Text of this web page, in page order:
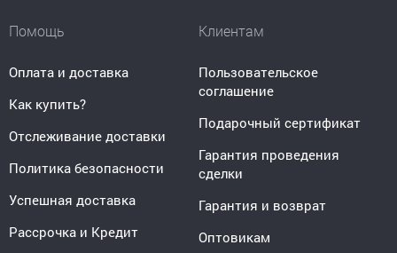
Помощь
Оплата и доставка
Как купить?
Отслеживание доставки
Политика безопасности
Успешная доставка
Рассрочка и Кредит
Клиентам
Пользовательское
соглашение
Подарочный сертификат
Гарантия проведения
сделки
Гарантия и возврат
Оптовикам